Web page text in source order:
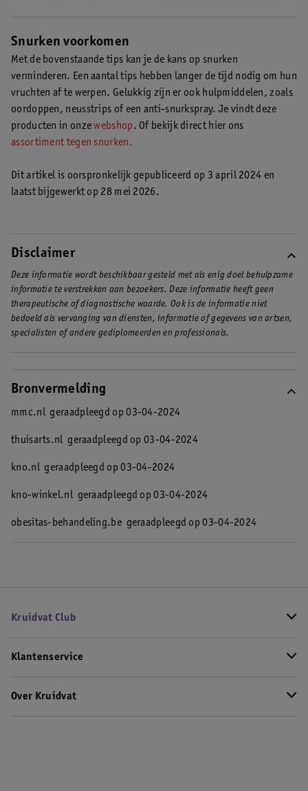
hulpmiddelen, zoalsoordoppen
helpen bij snurken of het tegengaan van de herrie van snurken.
op je rug ligt. Hierdoor ontspannen je spieren en glijden zachte
delen van je gehemelte (zoals je huig en tong) naar achteren. Je
keel wordt nauwer, waardoor je kan gaan snurken. Het
verslappen van deze spieren kan ook ontstaan door alcohol,
vermoeidheid of slaapmiddelen.
Hier
lees je meer over deze en
andere oorzaken van snurken.
Snurken voorkomen
Met de bovenstaande tips kan je de kans op snurken
verminderen. Een aantal tips hebben langer de tijd nodig om hun
vruchten af te werpen. Gelukkig zijn er ook hulpmiddelen, zoals
oordoppen, neusstrips of een anti-snurkspray. Je vindt deze
producten in onzewebshop. Of bekijk direct hier ons
assortiment tegen snurken.
Dit artikel is oorspronkelijk gepubliceerd op 3 april 2024 en
laatst bijgewerkt op 28 mei 2026.
Disclaimer
Deze informatie wordt beschikbaar gesteld met als enig doel behulpzame
informatie te verstrekken aan bezoekers. Deze informatie heeft geen
therapeutische of diagnostische waarde. Ook is de informatie niet
bedoeld als vervanging van diensten, informatie of gegevens van artsen,
specialisten of andere gediplomeerden en professionals.
Bronvermelding
mmc.nl geraadpleegd op 03-04-2024
thuisarts.nl geraadpleegd op 03-04-2024
kno.nl geraadpleegd op 03-04-2024
kno-winkel.nl geraadpleegd op 03-04-2024
obesitas-behandeling.be geraadpleegd op 03-04-2024
Kruidvat Club
Klantenservice
Over Kruidvat